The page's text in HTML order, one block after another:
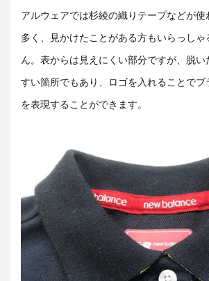
アルウェアでは杉綾の織りテープなどが
多く、見かけたことがある方もいらっしゃ
ん。表からは見えにくい部分ですが、脱
すい箇所でもあり、ロゴを入れることでブ
を表現することができます。